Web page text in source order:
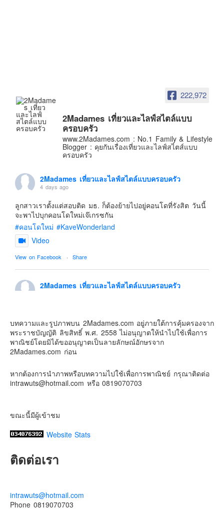
ฮ่องกง
ไต้หวัน
อเมริกา
บทความครอบครัว
Beauty Review
รีวิวสายการบิน
Products & Applications
About Us
222,972
2Madames เที่ยวและไลฟ์สไตล์แบบ
ครอบครัว
www.2Madames.com : No.1 Family & Lifestyle
Blogger : คุยกันเรื่องเที่ยวและไลฟ์สไตส์แบบ
ครอบครัว
2Madames เที่ยวและไลฟ์สไตล์แบบครอบครัว
4 days ago
ลูกสาวเราตั้งแต่สอบติด มธ. ก็ต้องย้ายไปอยู่คอนโดที่รังสิต วันนี้
จะพาไปบุกคอนโดใหม่เจ๊เกรซกัน
#คอนโดใหม่ #KaveWonderland
Video
View on Facebook · Share
2Madames เที่ยวและไลฟ์สไตล์แบบครอบครัว
ปล. ขอบคุณเสื้อทีมน่ารักๆจากBabyLovett เสื้อผ้าเด็ก
#รักใครให้พาไปดิสนีย์แลนด์ #hongkongdisneyland
#discoverhongkong #hongkongsummerfu
Photo
View on Facebook
บทความและรูปภาพบน 2Madames.com อยู่ภายใต้การคุ้มครองจาก
พระราชบัญญัติ ลิขสิทธิ์ พ.ศ. 2558 ไม่อนุญาตให้นำไปใช้เพื่อการ
พาณิชย์โดยมิได้ขออนุญาตเป็นลายลักษณ์อักษรจาก
2Madames.com ก่อน
หากต้องการนำภาพหรือบทความไปใช้เพื่อการพาณิชย์ กรุณาติดต่อ
intrawuts@hotmail.com หรือ 0819070703
ขณะนี้มีผู้เข้าชม
Website Stats
ติดต่อเรา
intrawuts@hotmail.com
Phone 0819070703